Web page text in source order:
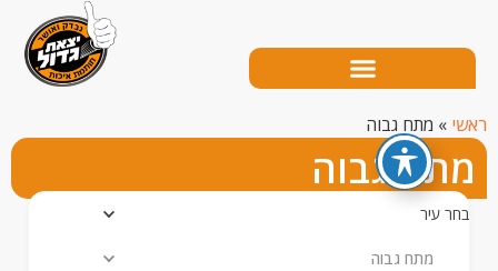
מתח גבוה
גבוה
גבוה